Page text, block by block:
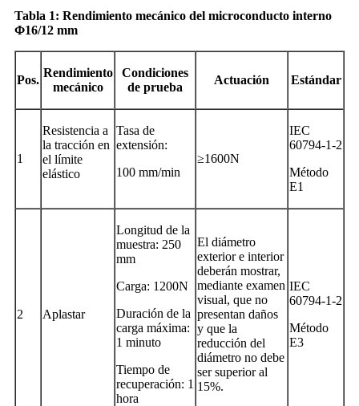
Tabla 1: Rendimiento mecánico del microconducto interno
Φ16/12 mm
Pos.
Rendimiento
mecánico
Condiciones
de prueba
Actuación Estándar
1
Resistencia a
la tracción en
el límite
elástico
Tasa de
extensión:
100 mm/min
≥1600N
IEC
60794-1-2
Método
E1
2 Aplastar
Longitud de la
muestra: 250
mm
Carga: 1200N
Duración de la
carga máxima:
1 minuto
Tiempo de
recuperación: 1
hora
El diámetro
exterior e interior
deberán mostrar,
mediante examen
visual, que no
presentan daños
y que la
reducción del
diámetro no debe
ser superior al
15%.
IEC
60794-1-2
Método
E3